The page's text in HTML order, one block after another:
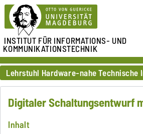
INSTITUT FÜRINFORMATIONS- UND
KOMMUNIKATIONSTECHNIK
Lehrstuhl Hardware-nahe
Digitaler Schaltungsentwurf
Inhalt